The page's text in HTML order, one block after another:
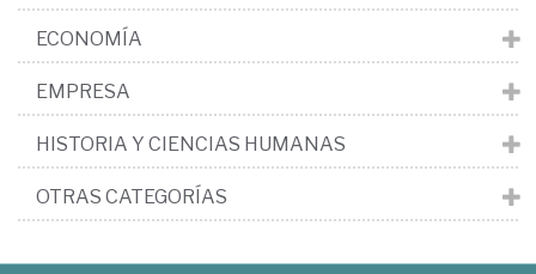
ECONOMÍA
EMPRESA
HISTORIA Y CIENCIAS HUMANAS
OTRAS CATEGORÍAS